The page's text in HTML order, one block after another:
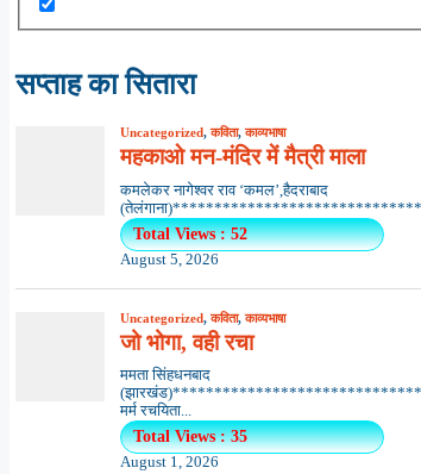
सप्ताह का सितारा